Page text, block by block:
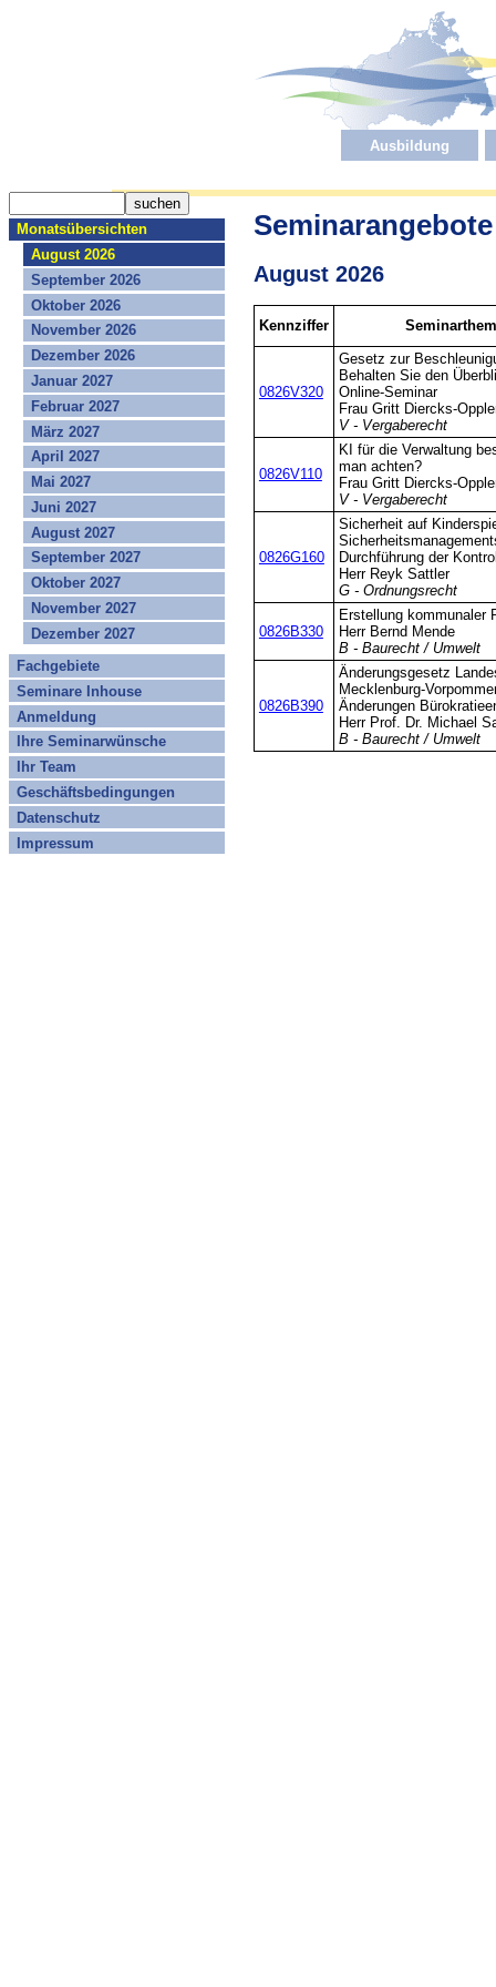
Ausbildung
Monatsübersichten
August 2026
September 2026
Oktober 2026
November 2026
Dezember 2026
Januar 2027
Februar 2027
März 2027
April 2027
Mai 2027
Juni 2027
August 2027
September 2027
Oktober 2027
November 2027
Dezember 2027
Fachgebiete
Seminare Inhouse
Anmeldung
Ihre Seminarwünsche
Ihr Team
Geschäftsbedingungen
Datenschutz
Impressum
Seminarangebote
August 2026
Kennziffer
0826V320
Gesetz zur
Behalten Sie den
Online-Seminar
Frau Gritt Diercks-
V - Vergaberecht
0826V110
KI für die Verwaltung
man achten?
Frau Gritt Diercks-
V - Vergaberecht
0826G160
Sicherheit auf
Durchführung der
Herr Reyk Sattler
G - Ordnungsrecht
0826B330
Erstellung kommunaler
Herr Bernd Mende
B - Baurecht / Umwelt
0826B390
Änderungsgesetz
Mecklenburg-
Änderungen
Herr Prof. Dr. Michael
B - Baurecht / Umwelt